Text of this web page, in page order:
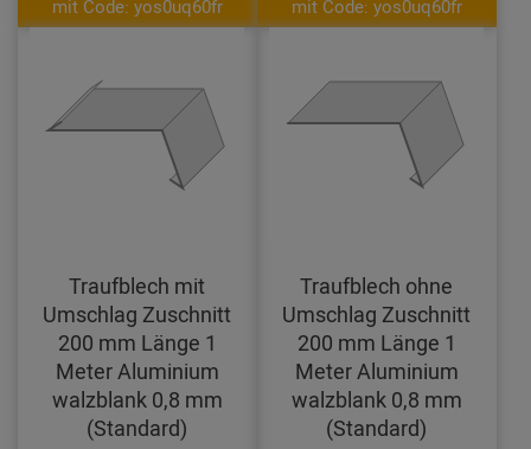
mit Code: yos0uq60fr mit Code: yos0uq60fr
Traufblech mit
Umschlag Zuschnitt
200 mm Länge 1
Meter Aluminium
walzblank 0,8 mm
(Standard)
Traufblech ohne
Umschlag Zuschnitt
200 mm Länge 1
Meter Aluminium
walzblank 0,8 mm
(Standard)